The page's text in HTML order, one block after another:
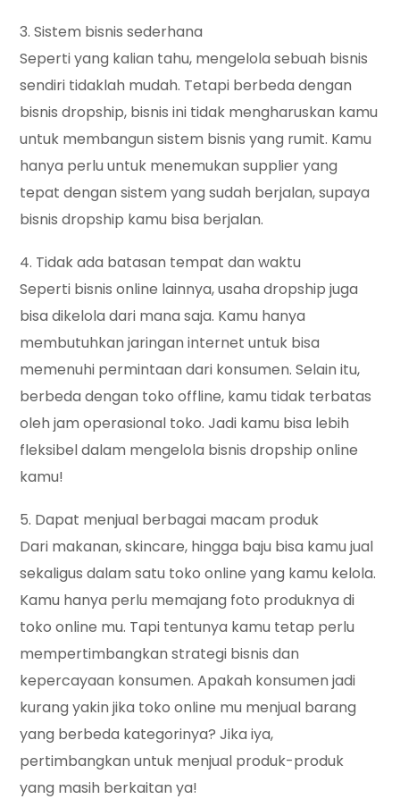
3. Sistem bisnis sederhana
Seperti yang kalian tahu, mengelola sebuah bisnis
sendiri tidaklah mudah. Tetapi berbeda dengan
bisnis dropship, bisnis ini tidak mengharuskan kamu
untuk membangun sistem bisnis yang rumit. Kamu
hanya perlu untuk menemukan supplier yang
tepat dengan sistem yang sudah berjalan, supaya
bisnis dropship kamu bisa berjalan.
4. Tidak ada batasan tempat dan waktu
Seperti bisnis online lainnya, usaha dropship juga
bisa dikelola dari mana saja. Kamu hanya
membutuhkan jaringan internet untuk bisa
memenuhi permintaan dari konsumen. Selain itu,
berbeda dengan toko offline, kamu tidak terbatas
oleh jam operasional toko. Jadi kamu bisa lebih
fleksibel dalam mengelola bisnis dropship online
kamu!
5. Dapat menjual berbagai macam produk
Dari makanan, skincare, hingga baju bisa kamu jual
sekaligus dalam satu toko online yang kamu kelola.
Kamu hanya perlu memajang foto produknya di
toko online mu. Tapi tentunya kamu tetap perlu
mempertimbangkan strategi bisnis dan
kepercayaan konsumen. Apakah konsumen jadi
kurang yakin jika toko online mu menjual barang
yang berbeda kategorinya? Jika iya,
pertimbangkan untuk menjual produk-produk
yang masih berkaitan ya!